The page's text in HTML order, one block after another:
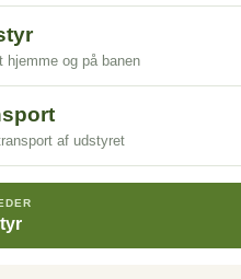
og på banen
af udstyret